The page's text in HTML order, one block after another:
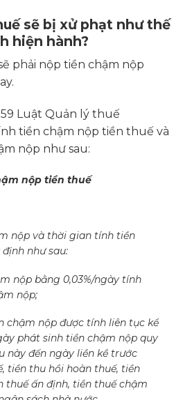
sẽ bị xử phạt như thế
hiện hành?
phải nộp tiền chậm nộp
Luật Quản lý thuế
tiền chậm nộp tiền thuế và
nộp như sau:
nộp tiền thuế
nộp và thời gian tính tiền
như sau:
nộp bằng 0,03%/ngày tính
nộp;
chậm nộp được tính liên tục kể
phát sinh tiền chậm nộp quy
này đến ngày liền kề trước
tiền thu hồi hoàn thuế, tiền
thuế ấn định, tiền thuế chậm